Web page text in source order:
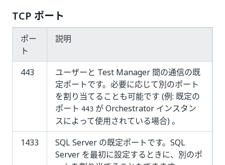
TCP ポート
ポー
ト
説明
443
ユーザーと Test Manager 間の通信の既
定ポートです。必要に応じて別のポート
を割り当てることも可能です (例: 既定の
ポート 443 が Orchestrator インスタン
スによって使用されている場合) 。
1433
SQL Server の既定ポートです。SQL
Server を最初に設定するときに、別のポ